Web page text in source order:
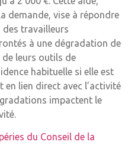
demande, vise à répondre
des travailleurs
à une dégradation de
leurs outils de
habituelle si elle est
en lien direct avec l’activité
impactent le
du Conseil de la